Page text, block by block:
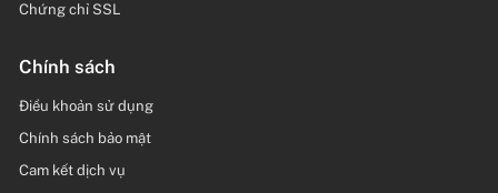
Chứng chỉ SSL
Chính sách
Điều khoản sử dụng
Chính sách bảo mật
Cam kết dịch vụ